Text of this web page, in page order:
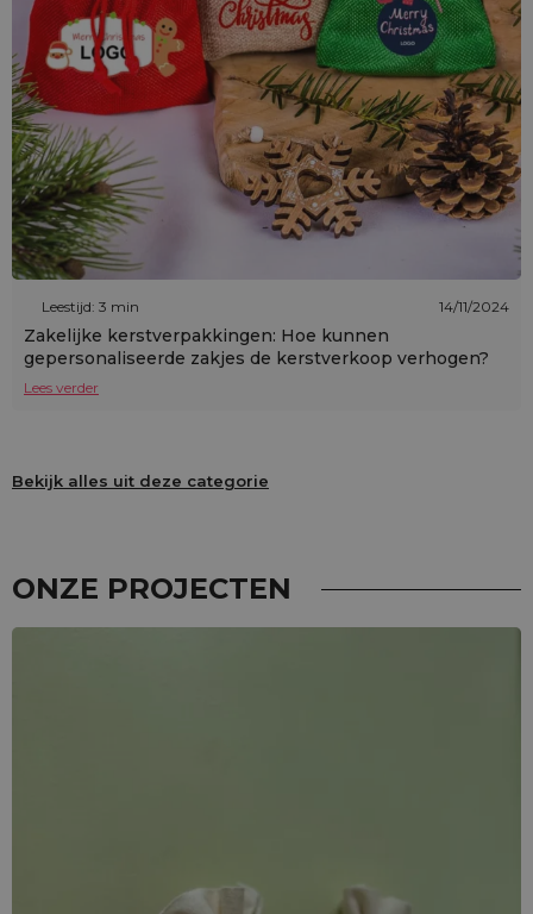
Leestijd: 3 min 14/11/2024
Zakelijke kerstverpakkingen: Hoe kunnen
gepersonaliseerde zakjes de kerstverkoop verhogen?
Lees verder
Bekijk alles uit deze categorie
ONZE PROJECTEN